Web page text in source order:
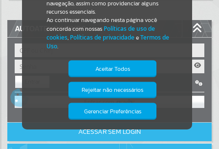
NOTÍCIAS
Por favor, aguarde...
Por favor, aguarde...
Por favor, aguarde...
AUTOATENDIMENTO
OU
Cadastre-se|Recuperar Senha
ACESSAR SEM LOGIN
navegação, assim como providenciar alguns
recursos essenciais.
Ao continuar navegando nesta página você
concorda com nossas Políticas de uso de
cookies, Políticas de privacidadeeTermos de
Uso.
Aceitar Todos
Rejeitar não necessários
Gerenciar Preferências
Isto significa que diversos recursos
providenciados poderão não estar